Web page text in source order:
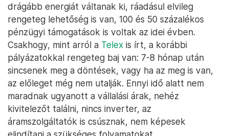
drágább energiát váltanak ki, ráadásul elvileg
rengeteg lehetőség is van, 100 és 50 százalékos
pénzügyi támogatások is voltak az idei évben.
Csakhogy, mint arról a Telex is írt, a korábbi
pályázatokkal rengeteg baj van: 7-8 hónap után
sincsenek meg a döntések, vagy ha az meg is van,
az előleget még nem utalják. Ennyi idő alatt nem
maradnak ugyanott a vállalási árak, nehéz
kivitelezőt találni, nincs inverter, az
áramszolgáltatók is csúsznak, nem képesek